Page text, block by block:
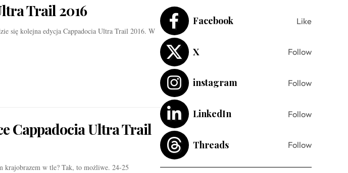
Trail 2016
się kolejna edycja Cappadocia Ultra Trail 2016. W
Cappadocia Ultra Trail
krajobrazem w tle? Tak, to możliwe. 24-25
Facebook Like
X Follow
instagram Follow
LinkedIn Follow
Threads Follow